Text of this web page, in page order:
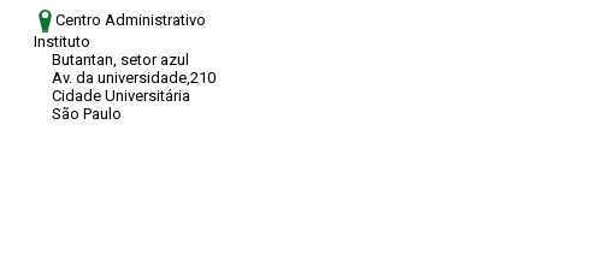
Centro Administrativo
Instituto
Butantan, setor azul
Av. da universidade,210
Cidade Universitária
São Paulo